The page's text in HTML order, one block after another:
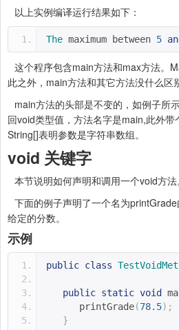
以上实例编译运行结果如下：
The maximum between 5
这个程序包含main方法和max方法。
此之外，main方法和其它方法没什么区
main方法的头部是不变的，如例子所
回void类型值，方法名字是main,此外带
String[]表明参数是字符串数组。
void 关键字
本节说明如何声明和调用一个void方法
下面的例子声明了一个名为
给定的分数。
示例
public class
public static void
      printGrade
(78.5);
}